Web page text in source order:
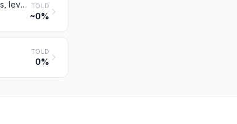
Fjerkræ, dvs. høns af arten Gallus domesticus, ænder, gæs, kalkuner og perlehøns, levende TOLD
~0%
TOLD
0%